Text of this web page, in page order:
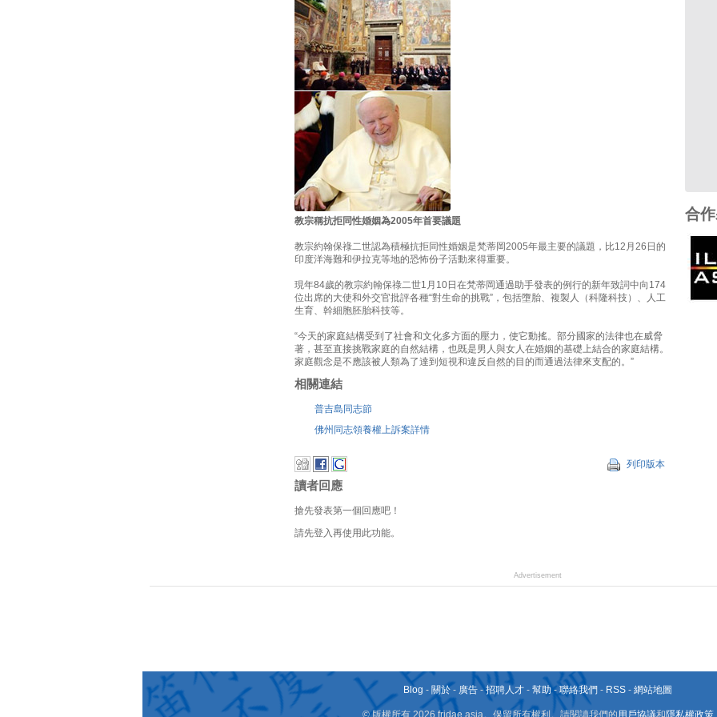
教宗稱抗拒同性婚姻為2005年首要議題
教宗約翰保祿二世認為積極抗拒同性婚姻是梵蒂岡2005年最主要的議題，比12月26日的
印度洋海難和伊拉克等地的恐怖份子活動來得重要。
現年84歲的教宗約翰保祿二世1月10日在梵蒂岡通過助手發表的例行的新年致詞中向174
位出席的大使和外交官批評各種“對生命的挑戰”，包括墮胎、複製人（科隆科技）、人工
生育、幹細胞胚胎科技等。
“今天的家庭結構受到了社會和文化多方面的壓力，使它動搖。部分國家的法律也在威脅
著，甚至直接挑戰家庭的自然結構，也既是男人與女人在婚姻的基礎上結合的家庭結構。
家庭觀念是不應該被人類為了達到短視和違反自然的目的而通過法律來支配的。”
相關連結
普吉島同志節
佛州同志領養權上訴案詳情
列印版本
讀者回應
搶先發表第一個回應吧！
請先登入再使用此功能。
合
Advertisement
Blog - 關於 - 廣告 -招聘人才 - 幫助- 聯絡我們 - RSS - 網站地圖
© 版權所有 2026 fridae.asia。保留所有權利。請閱讀我們的用戶協議和隱私權政策